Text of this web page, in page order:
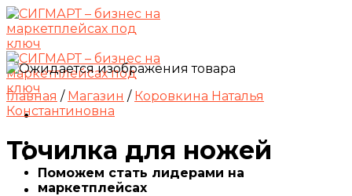
Skip
to
content
Поможем стать лидерами на
маркетплейсах
Главная / Магазин / Коровкина Наталья
Константиновна
Точилка для ножей